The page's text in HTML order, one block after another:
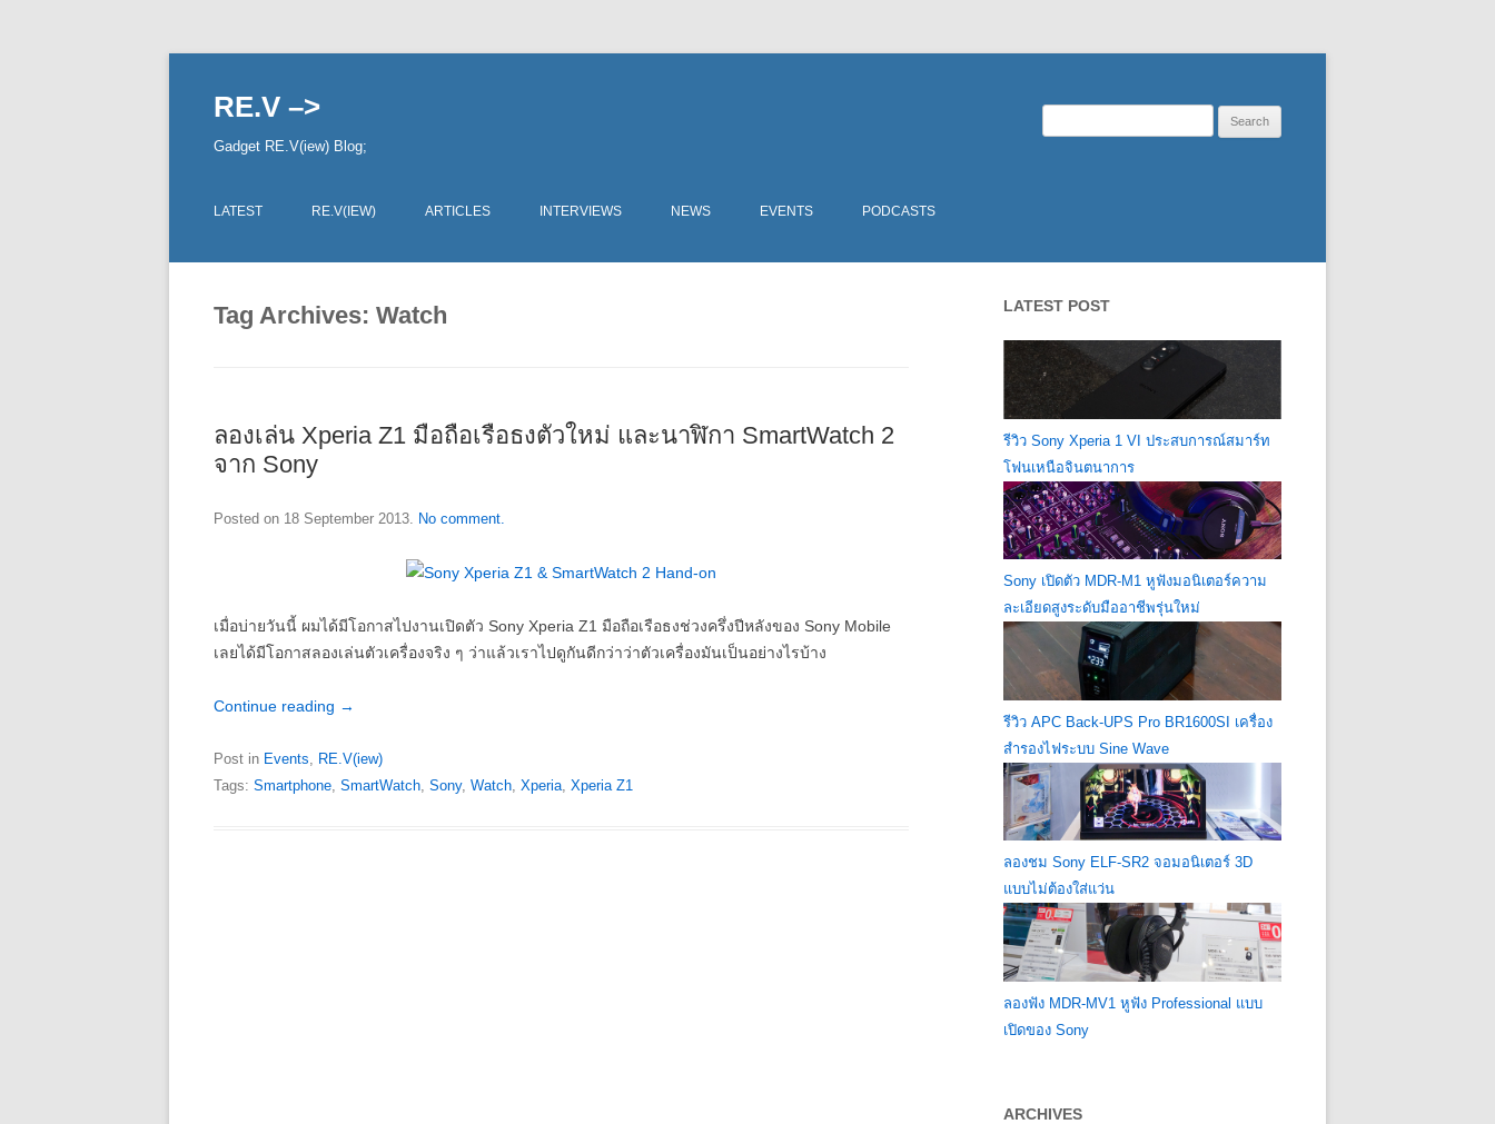
RE.V –>
Gadget RE.V(iew) Blog;
Search
LATEST RE.V(IEW) ARTICLES INTERVIEWS NEWS EVENTS PODCASTS
Tag Archives: Watch
ลองเล่น Xperia Z1 มือถือเรือธงตัวใหม่ และนาฬิกา SmartWatch 2
จาก Sony
Posted on 18 September 2013. No comment.
เมื่อบ่ายวันนี้ ผมได้มีโอกาสไปงานเปิดตัว Sony Xperia Z1 มือถือเรือธงช่วงครึ่งปีหลังของ Sony Mobile
เลยได้มีโอกาสลองเล่นตัวเครื่องจริง ๆ ว่าแล้วเราไปดูกันดีกว่าว่าตัวเครื่องมันเป็นอย่างไรบ้าง
Continue reading →
Post in Events, RE.V(iew)
Tags: Smartphone, SmartWatch, Sony, Watch, Xperia, Xperia Z1
LATEST POST
รีวิว Sony Xperia 1 VI ประสบการณ์สมาร์ท
โฟนเหนือจินตนาการ
Sony เปิดตัว MDR-M1 หูฟังมอนิเตอร์ความ
ละเอียดสูงระดับมืออาชีพรุ่นใหม่
รีวิว APC Back-UPS Pro BR1600SI เครื่อง
สำรองไฟระบบ Sine Wave
ลองชม Sony ELF-SR2 จอมอนิเตอร์ 3D
แบบไม่ต้องใส่แว่น
ลองฟัง MDR-MV1 หูฟัง Professional แบบ
เปิดของ Sony
ARCHIVES